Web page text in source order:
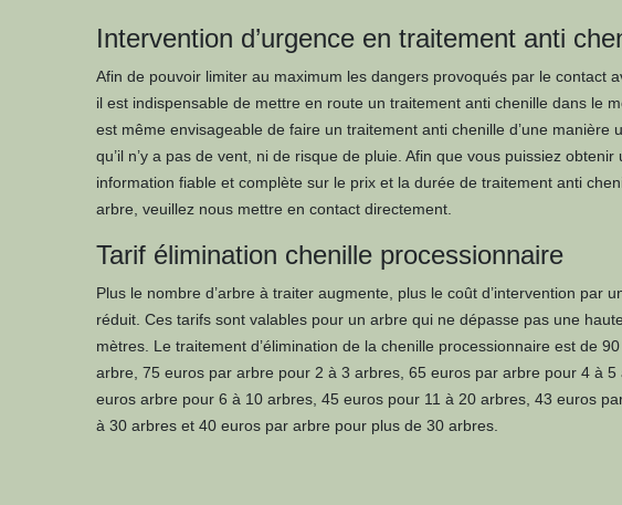
Intervention d’urgence en traitement anti
Afin de pouvoir limiter au maximum les dangers provoqués par le contact
il est indispensable de mettre en route un traitement anti chenille dans le
est même envisageable de faire un traitement anti chenille d’une manière
qu’il n’y a pas de vent, ni de risque de pluie. Afin que vous puissiez obtenir
information fiable et complète sur le prix et la durée de traitement anti
arbre, veuillez nous mettre en contact directement.
Tarif élimination chenille processionnaire
Plus le nombre d’arbre à traiter augmente, plus le coût d’intervention par
réduit. Ces tarifs sont valables pour un arbre qui ne dépasse pas une
mètres. Le traitement d’élimination de la chenille processionnaire est de
arbre, 75 euros par arbre pour 2 à 3 arbres, 65 euros par arbre pour 4 à 5
euros arbre pour 6 à 10 arbres, 45 euros pour 11 à 20 arbres, 43 euros
à 30 arbres et 40 euros par arbre pour plus de 30 arbres.